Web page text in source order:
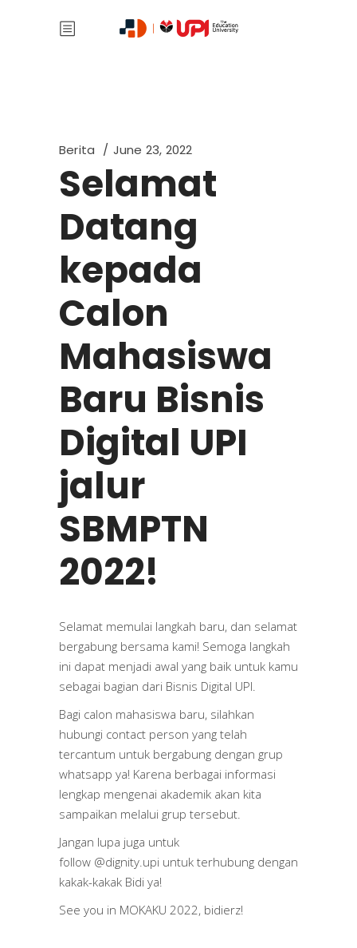
Berita June 23, 2022
Selamat
Datang
kepada
Calon
Mahasiswa
Baru Bisnis
Digital UPI
jalur
SBMPTN
2022!
Selamat memulai langkah baru, dan selamat
bergabung bersama kami! Semoga langkah
ini dapat menjadi awal yang baik untuk kamu
sebagai bagian dari Bisnis Digital UPI.
Bagi calon mahasiswa baru, silahkan
hubungi contact person yang telah
tercantum untuk bergabung dengan grup
whatsapp ya! Karena berbagai informasi
lengkap mengenai akademik akan kita
sampaikan melalui grup tersebut.
Jangan lupa juga untuk
follow @dignity.upi untuk terhubung dengan
kakak-kakak Bidi ya!
See you in MOKAKU 2022, bidierz!